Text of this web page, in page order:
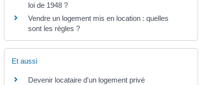
loi de 1948 ?
Vendre un logement mis en location : quelles
sont les règles ?
Et aussi
Devenir locataire d'un logement privé